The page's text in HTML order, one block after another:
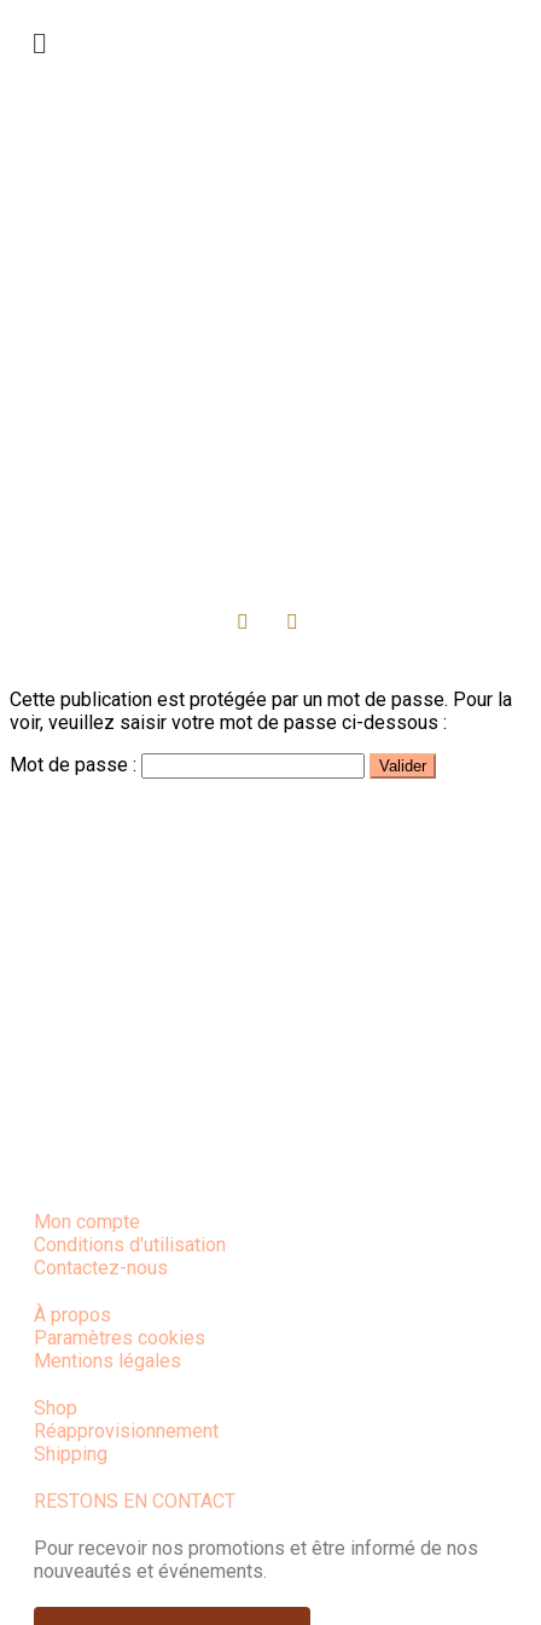
Cette publication est protégée par un mot de passe. Pour la
voir, veuillez saisir votre mot de passe ci-dessous :
Mot de passe :
Mon compte
Conditions d'utilisation
Contactez-nous
À propos
Paramètres cookies
Mentions légales
Shop
Réapprovisionnement
Shipping
RESTONS EN CONTACT
Pour recevoir nos promotions et être informé de nos
nouveautés et événements.